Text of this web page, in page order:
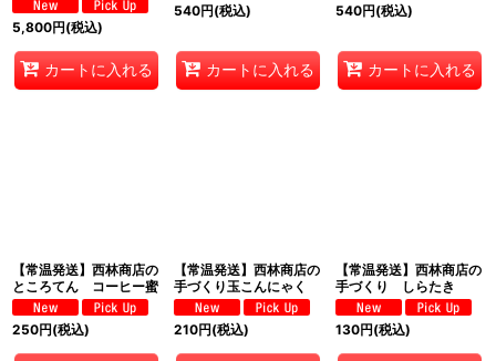
5,800円(税込)
カートに入れる
540円(税込)
カートに入れる
540円(税込)
カートに入れる
【常温発送】西林商店の
ところてん コーヒー蜜
250円(税込)
【常温発送】西林商店の
手づくり玉こんにゃく
210円(税込)
【常温発送】西林商店の
手づくり しらたき
130円(税込)